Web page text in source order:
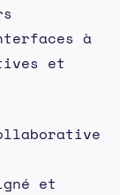
à
et
et